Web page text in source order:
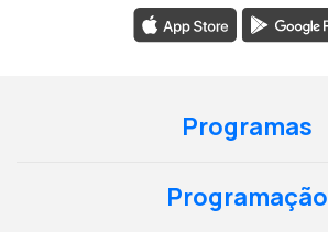
Programas
Programação